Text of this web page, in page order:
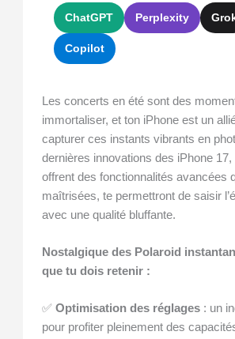
ChatGPT Perplexity
Copilot
Les concerts en été sont des
immortaliser, et ton iPhone est un
capturer ces instants vibrants en
dernières innovations des iPhone
offrent des fonctionnalités avancées
maîtrisées, te permettront de saisir
avec une qualité bluffante.
Nostalgique des Polaroid
que tu dois retenir :
✅Optimisation des réglages : un
pour profiter pleinement des